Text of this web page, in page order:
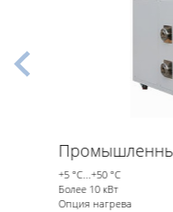
насосы
Система
наполнения
Головки
+5 °С...+50 °С
Более 10 кВт
Опция нагрева